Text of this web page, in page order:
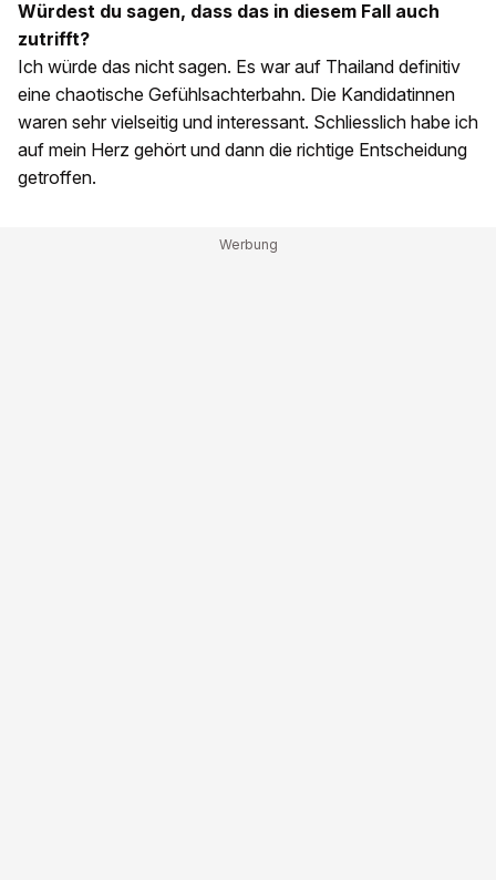
Würdest du sagen, dass das in diesem Fall auch
zutrifft?
Ich würde das nicht sagen. Es war auf Thailand definitiv
eine chaotische Gefühlsachterbahn. Die Kandidatinnen
waren sehr vielseitig und interessant. Schliesslich habe ich
auf mein Herz gehört und dann die richtige Entscheidung
getroffen.